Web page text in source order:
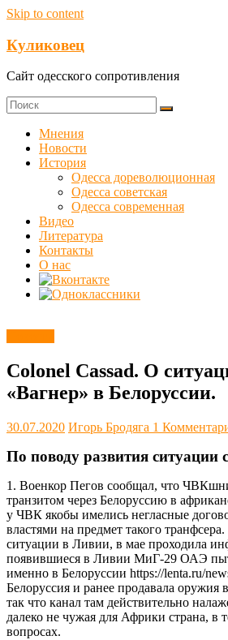
Skip to content
Куликовец
Сайт одесского сопротивления
Мнения
Новости
История
Одесса дореволюционная
Одесса советская
Одесса современная
Видео
Литература
Контакты
О нас
Colonel Cassad. О
«Вагнер» в Белоруссии.
30.07.2020 Игорь Бродяга 1
По поводу развития ситуации
1. Военкор Пегов сообщал, что
транзитом через Белоруссию в
у ЧВК якобы имелись негласные
властями на предмет такого
ситуации в Ливии, в мае проходила
появившиеся в Ливии МиГ-29 ОАЭ
именно в Белоруссии https://lenta.ru/
Белоруссия и ранее продавала оружия
так что канал там действительно
далеко не чужая для Африки страна, в
вопросах.